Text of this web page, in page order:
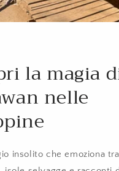
la magia
nelle
insolito che emoziona